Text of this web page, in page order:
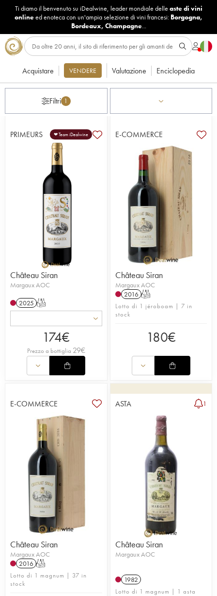
Ti diamo il benvenuto su iDealwine, leader mondiale delle aste di vini
onlineed enoteca con un'ampia selezione di vini francesi: Borgogna,
Bordeaux, Champagne...
Acquistare VENDERE Valutazione Enciclopedia
Filtri 1
PRIMEURS ❤ Team iDealwine
Château Siran
Margaux AOC
2025 T
174€
Prezzo a bottiglia 29€
E-COMMERCE
Château Siran
Margaux AOC
2016 T
Lotto di 1 jéroboam | 7 in
stock
180€
E-COMMERCE
Château Siran
Margaux AOC
2016 T
Lotto di 1 magnum | 37 in
stock
ASTA 1
Château Siran
Margaux AOC
1982
Lotto di 1 magnum | 1 asta